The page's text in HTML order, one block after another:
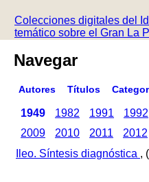
Colecciones digitales del
temático sobre el Gran La
Navegar
Autores Títulos
1949 1982 1991 1992
2009
2010 2011 2012
Ileo. Síntesis diagnóstica ,